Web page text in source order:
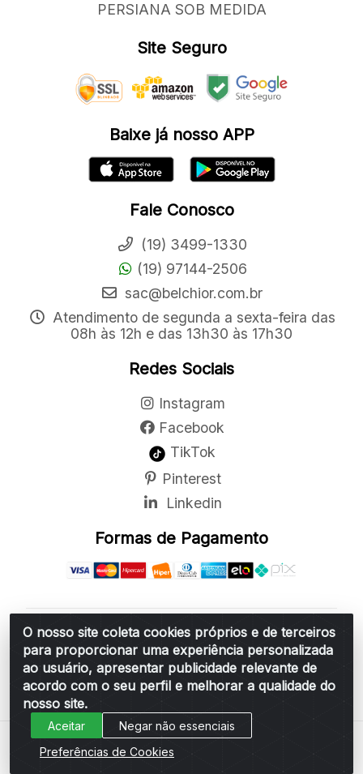
O nosso site coleta cookies próprios e de terceiros
para proporcionar uma experiência personalizada
ao usuário, apresentar publicidade relevante de
acordo com o seu perfil e melhorar a qualidade do
nosso site.
Aceitar
Negar não essenciais
Preferências de Cookies
PERSIANA SOB MEDIDA
Site Seguro
Baixe já nosso APP
Fale Conosco
(19) 3499-1330
(19) 97144-2506
sac@belchior.com.br
Atendimento de segunda a sexta-feira das
08h às 12h e das 13h30 às 17h30
Redes Sociais
Instagram
Facebook
TikTok
Pinterest
Linkedin
Formas de Pagamento
Belchior Cortinas e Acessórios LTDA - R: Rua
Vereador Sérgio Leopoldino Alves, 876 - Santa
Bárbara d'Oeste/SP - CEP 13.456-166 - CNPJ
06.314.073/0001-34